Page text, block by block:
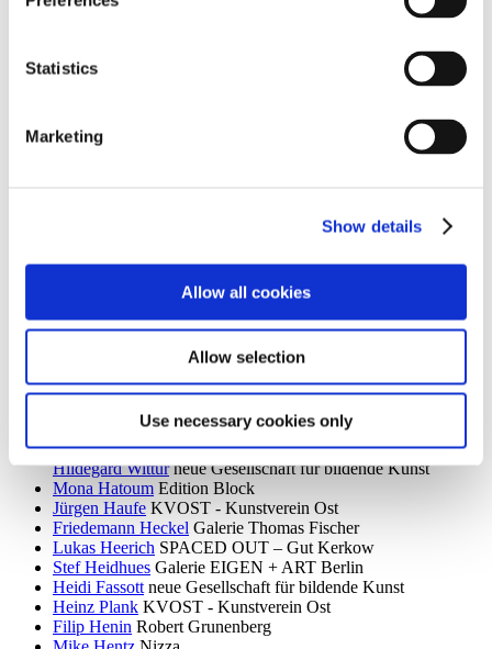
Statistics
Marketing
Show details
Allow all cookies
Allow selection
Use necessary cookies only
Monika Grabuschnigg
SPACED OUT – Gut Kerkow
Isabelle Graeff
Martin Groß
Kunstraum Kreuzberg/Bethanien
KVOST - Kunstverein Ost
Robert Haas Haus am Waldsee
Galerie Nordenhake
Villa Schöningen
Richard Hamilton Edition Block
KVOST - Kunstverein Ost
Harald Krainer, Lutz Marx, Herbert Meyer, Veronika Patzuda,
Hildegard Wittur neue Gesellschaft für bildende Kunst
Mona Hatoum Edition Block
Jürgen Haufe KVOST - Kunstverein Ost
Friedemann Heckel Galerie Thomas Fischer
Lukas Heerich SPACED OUT – Gut Kerkow
Stef Heidhues Galerie EIGEN + ART Berlin
Heidi Fassott neue Gesellschaft für bildende Kunst
Heinz Plank KVOST - Kunstverein Ost
Filip Henin Robert Grunenberg